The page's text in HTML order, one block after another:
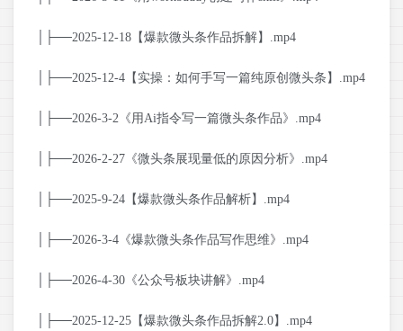
│├──2025-12-18【爆款微头条作品拆解】.mp4
│├──2025-12-4【实操：如何手写一篇纯原创微头条】.mp4
│├──2026-3-2《用Ai指令写一篇微头条作品》.mp4
│├──2026-2-27《微头条展现量低的原因分析》.mp4
│├──2025-9-24【爆款微头条作品解析】.mp4
│├──2026-3-4《爆款微头条作品写作思维》.mp4
│├──2026-4-30《公众号板块讲解》.mp4
│├──2025-12-25【爆款微头条作品拆解2.0】.mp4